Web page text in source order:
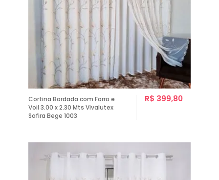
Cortina Bordada com Forro e
Voil 3.00 x 2.30 Mts Vivalutex
Safira Bege 1003
R$ 399,80